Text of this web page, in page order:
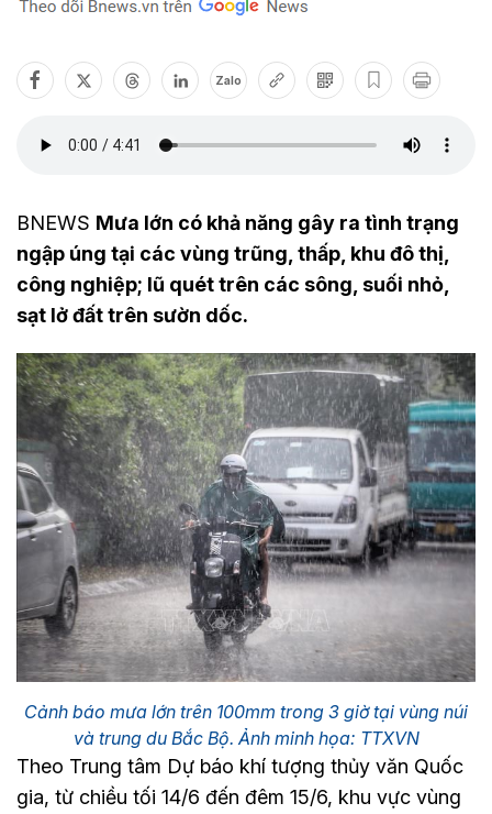
Zalo
BNEWS Mưa lớn có khả năng gây ra tình trạng
ngập úng tại các vùng trũng, thấp, khu đô thị,
công nghiệp; lũ quét trên các sông, suối nhỏ,
sạt lở đất trên sườn dốc.
Cảnh báo mưa lớn trên 100mm trong 3 giờ tại vùng núi
và trung du Bắc Bộ. Ảnh minh họa: TTXVN
Theo Trung tâm Dự báo khí tượng thủy văn Quốc
gia, từ chiều tối 14/6 đến đêm 15/6, khu vực vùng